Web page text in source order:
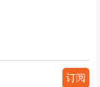
订阅